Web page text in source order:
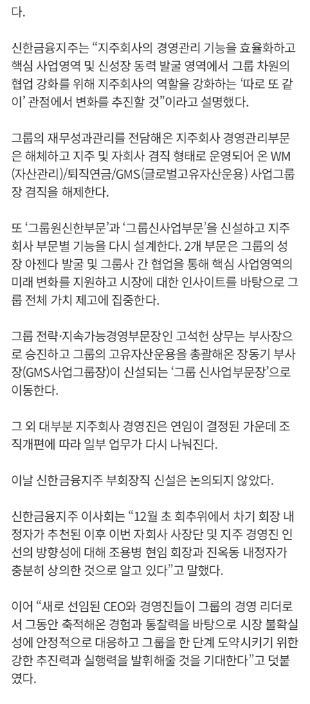
다.
신한금융지주는 “지주회사의 경영관리 기능을 효율화하고
핵심 사업영역 및 신성장 동력 발굴 영역에서 그룹 차원의
협업 강화를 위해 지주회사의 역할을 강화하는 ‘따로 또 같
이’ 관점에서 변화를 추진할 것”이라고 설명했다.
그룹의 재무성과관리를 전담해온 지주회사 경영관리부문
은 해체하고 지주 및 자회사 겸직 형태로 운영되어 온 WM
(자산관리)/퇴직연금/GMS(글로벌고유자산운용) 사업그룹
장 겸직을 해제한다.
또 ‘그룹원신한부문’과 ‘그룹신사업부문’을 신설하고 지주
회사 부문별 기능을 다시 설계한다. 2개 부문은 그룹의 성
장 아젠다 발굴 및 그룹사 간 협업을 통해 핵심 사업영역의
미래 변화를 지원하고 시장에 대한 인사이트를 바탕으로 그
룹 전체 가치 제고에 집중한다.
그룹 전략·지속가능경영부문장인 고석헌 상무는 부사장으
로 승진하고 그룹의 고유자산운용을 총괄해온 장동기 부사
장(GMS사업그룹장)이 신설되는 ‘그룹 신사업부문장’으로
이동한다.
그 외 대부분 지주회사 경영진은 연임이 결정된 가운데 조
직개편에 따라 일부 업무가 다시 나눠진다.
이날 신한금융지주 부회장직 신설은 논의되지 않았다.
신한금융지주 이사회는 “12월 초 회추위에서 차기 회장 내
정자가 추천된 이후 이번 자회사 사장단 및 지주 경영진 인
선의 방향성에 대해 조용병 현임 회장과 진옥동 내정자가
충분히 상의한 것으로 알고 있다”고 말했다.
이어 “새로 선임된 CEO와 경영진들이 그룹의 경영 리더로
서 그동안 축적해온 경험과 통찰력을 바탕으로 시장 불확실
성에 안정적으로 대응하고 그룹을 한 단계 도약시키기 위한
강한 추진력과 실행력을 발휘해줄 것을 기대한다”고 덧붙
였다.